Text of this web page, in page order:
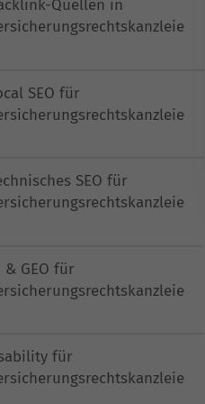
Quellen in
SEO für
SEO für
& GEO für
für